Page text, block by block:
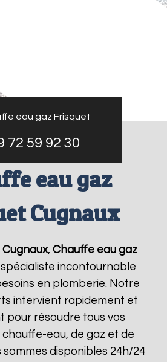
eau gaz Frisquet
72 59 92 30
eau gaz
Cugnaux
Cugnaux,Chauffe eau gaz
incontournable
en plomberie. Notre
intervient rapidement et
pour résoudre tous vos
eau, de gaz et de
sommes disponibles 24h/24